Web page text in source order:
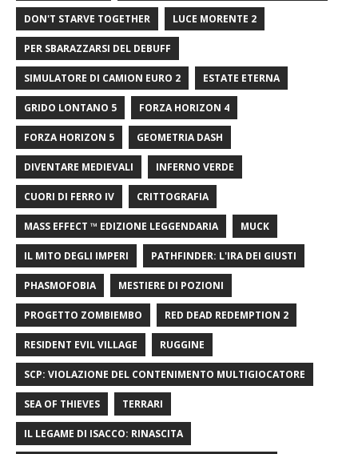
DON'T STARVE TOGETHER LUCE MORENTE 2
PER SBARAZZARSI DEL DEBUFF
SIMULATORE DI CAMION EURO 2 ESTATE ETERNA
GRIDO LONTANO 5 FORZA HORIZON 4
FORZA HORIZON 5 GEOMETRIA DASH
DIVENTARE MEDIEVALI INFERNO VERDE
CUORI DI FERRO IV CRITTOGRAFIA
MASS EFFECT ™ EDIZIONE LEGGENDARIA MUCK
IL MITO DEGLI IMPERI PATHFINDER: L'IRA DEI GIUSTI
PHASMOFOBIA MESTIERE DI POZIONI
PROGETTO ZOMBIEMBO RED DEAD REDEMPTION 2
RESIDENT EVIL VILLAGE RUGGINE
SCP: VIOLAZIONE DEL CONTENIMENTO MULTIGIOCATORE
SEA OF ​​THIEVES TERRARI
IL LEGAME DI ISACCO: RINASCITA